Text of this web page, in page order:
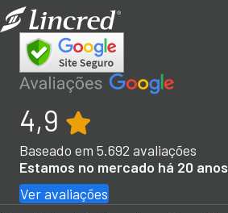
4,9
Baseado em 5.692 avaliações
Estamos no mercado há 20 anos
Ver avaliações